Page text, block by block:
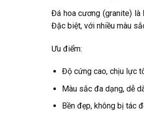
Đá hoa cương (granite)
Đặc biệt, với nhiều màu
Ưu điểm:
Độ cứng cao, chịu lực
Màu sắc đa dạng, dễ
Bền đẹp, không bị tác